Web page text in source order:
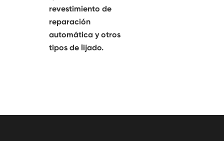
revestimiento de
reparación
automática y otros
tipos de lijado.